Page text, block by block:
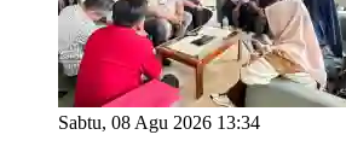
Sabtu, 08 Agu 2026 13:34